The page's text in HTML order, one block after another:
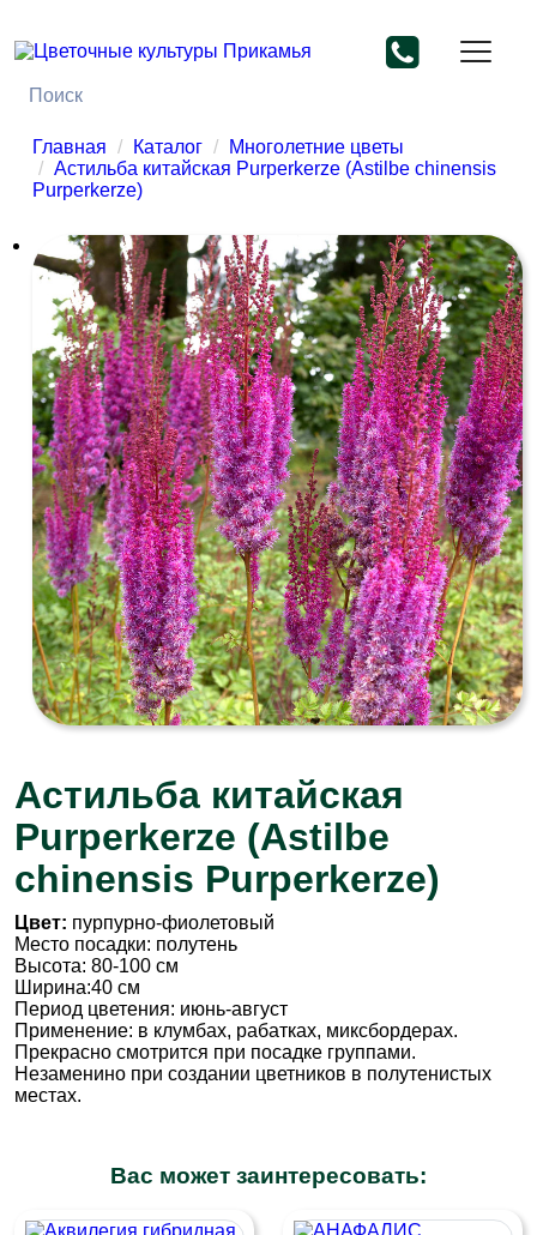
Главная Каталог
Многолетние цветы
Астильба китайская Purperkerze (Astilbe chinensis
Purperkerze)
Астильба китайская
Purperkerze (Astilbe
chinensis Purperkerze)
Цвет: пурпурно-фиолетовый
Место посадки: полутень
Высота: 80-100 см
Ширина:40 см
Период цветения: июнь-август
Применение: в клумбах, рабатках, миксбордерах.
Прекрасно смотрится при посадке группами.
Незаменино при создании цветников в полутенистых
местах.
Вас может заинтересовать: